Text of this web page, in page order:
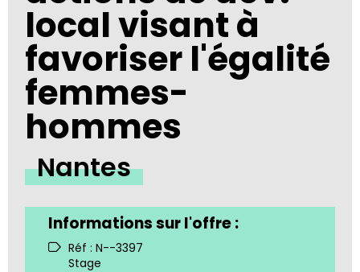
local visant à
favoriser l'égalité
femmes-
hommes
Nantes
Informations sur l'offre :
Réf : N--3397
Stage